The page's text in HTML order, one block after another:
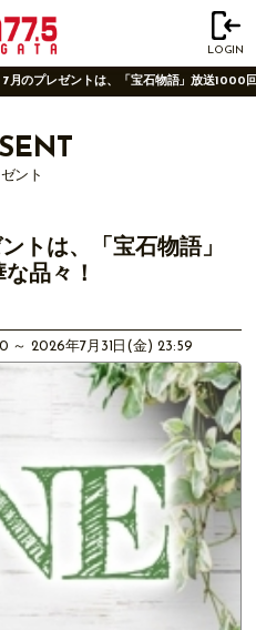
LOGIN
7月のプレゼントは、「宝石物語」放送1000
ント
トは、「宝石物語」
品々！
～ 2026年7月31日(金) 23:59